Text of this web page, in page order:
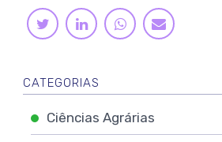
TWITTERLINKEDINWHATSAPP
E-
MAIL
CATEGORIAS
Ciências Agrárias